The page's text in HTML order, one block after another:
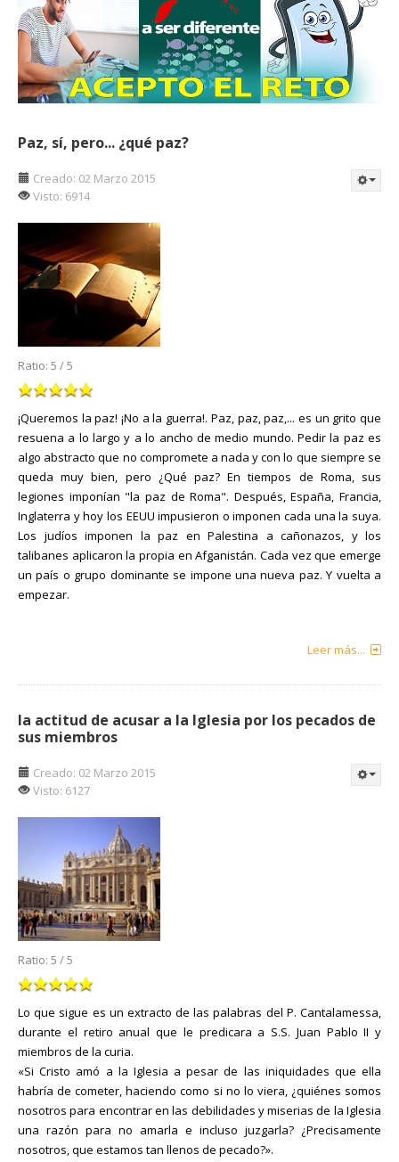
Paz, sí, pero... ¿qué paz?
Creado: 02 Marzo 2015
Visto: 6914
Ratio: 5 /5
¡Queremos la paz! ¡No a la guerra!. Paz, paz, paz,... es un grito que
resuena a lo largo y a lo ancho de medio mundo. Pedir la paz es
algo abstracto que no compromete a nada y con lo que siempre se
queda muy bien, pero ¿Qué paz? En tiempos de Roma, sus
legiones imponían "la paz de Roma". Después, España, Francia,
Inglaterra y hoy los EEUU impusieron o imponen cada una la suya.
Los judíos imponen la paz en Palestina a cañonazos, y los
talibanes aplicaron la propia en Afganistán. Cada vez que emerge
un país o grupo dominante se impone una nueva paz. Y vuelta a
empezar.
Leer más...
la actitud de acusar a la Iglesia por los pecados de
sus miembros
Creado: 02 Marzo 2015
Visto: 6127
Ratio: 5 /5
Lo que sigue es un extracto de las palabras del P. Cantalamessa,
durante el retiro anual que le predicara a S.S. Juan Pablo II y
miembros de la curia.
«Si Cristo amó a la Iglesia a pesar de las iniquidades que ella
habría de cometer, haciendo como si no lo viera, ¿quiénes somos
nosotros para encontrar en las debilidades y miserias de la Iglesia
una razón para no amarla e incluso juzgarla? ¿Precisamente
nosotros, que estamos tan llenos de pecado?».